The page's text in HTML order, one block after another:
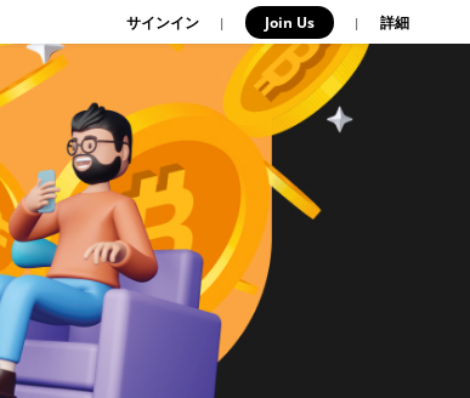
サインイン | Join Us | 詳細